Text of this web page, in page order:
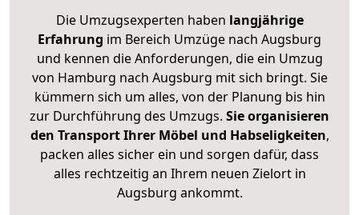
Die Umzugsexperten haben langjährige
Erfahrung im Bereich Umzüge nach Augsburg
und kennen die Anforderungen, die ein Umzug
von Hamburg nach Augsburg mit sich bringt. Sie
kümmern sich um alles, von der Planung bis hin
zur Durchführung des Umzugs. Sie organisieren
den Transport Ihrer Möbel und Habseligkeiten,
packen alles sicher ein und sorgen dafür, dass
alles rechtzeitig an Ihrem neuen Zielort in
Augsburg ankommt.